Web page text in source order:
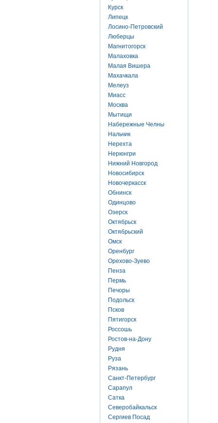
Курск
Липецк
Лосино-Петровский
Люберцы
Магнитогорск
Малаховка
Малая Вишера
Махачкала
Мелеуз
Миасс
Москва
Мытищи
Набережные Челны
Нальчик
Нерехта
Нерюнгри
Нижний Новгород
Новосибирск
Новочеркасск
Обнинск
Одинцово
Озерск
Октябрьск
Октябрьский
Омск
Оренбург
Орехово-Зуево
Пенза
Пермь
Печоры
Подольск
Псков
Пятигорск
Россошь
Ростов-на-Дону
Рудня
Руза
Рязань
Санкт-Петербург
Сарапул
Сатка
Северобайкальск
Сергиев Посад